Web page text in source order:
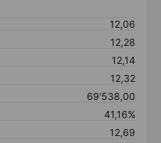
12,06
12,28
12,14
12,32
69'538,00
41,16%
12,69